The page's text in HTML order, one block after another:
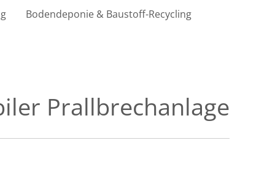
Bodendeponie & Baustoff-Recycling
Prallbrechanlage